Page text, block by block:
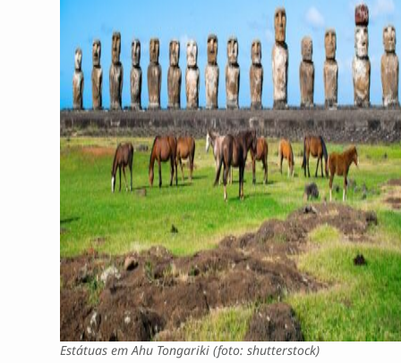
Estátuas em Ahu Tongariki (foto: shutterstock)